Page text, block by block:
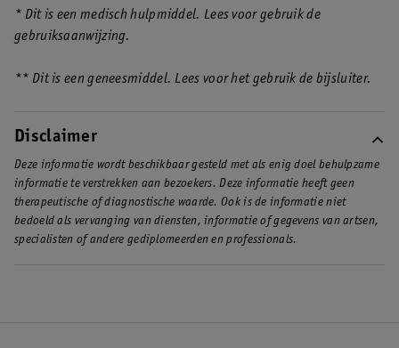
* Dit is een medisch hulpmiddel. Lees voor gebruik de
gebruiksaanwijzing.
** Dit is een geneesmiddel. Lees voor het gebruik de bijsluiter.
Disclaimer
Deze informatie wordt beschikbaar gesteld met als enig doel behulpzame
informatie te verstrekken aan bezoekers. Deze informatie heeft geen
therapeutische of diagnostische waarde. Ook is de informatie niet
bedoeld als vervanging van diensten, informatie of gegevens van artsen,
specialisten of andere gediplomeerden en professionals.